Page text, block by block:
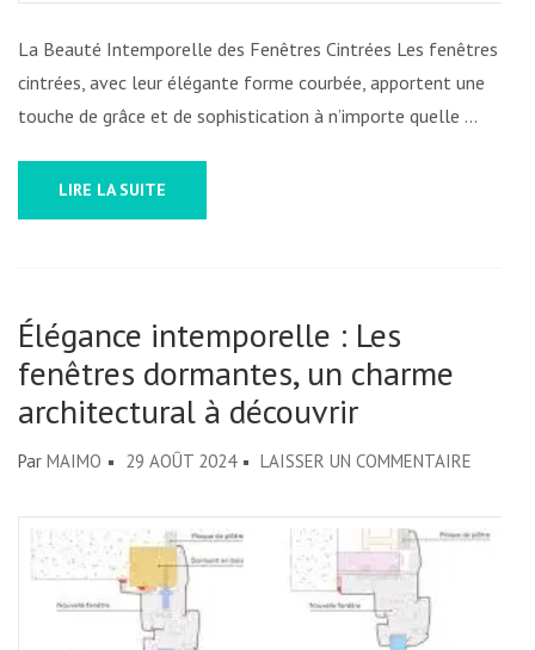
La Beauté Intemporelle des Fenêtres Cintrées Les fenêtres
cintrées, avec leur élégante forme courbée, apportent une
touche de grâce et de sophistication à n’importe quelle …
LIRE LA SUITE
Élégance intemporelle : Les
fenêtres dormantes, un charme
architectural à découvrir
Par MAIMO 29 AOÛT 2024 LAISSER UN COMMENTAIRE